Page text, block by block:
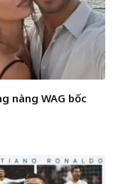
nàng WAG bốc